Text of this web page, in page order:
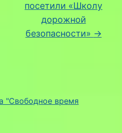
"Свободное время
посетили «Школу
дорожной
безопасности» →